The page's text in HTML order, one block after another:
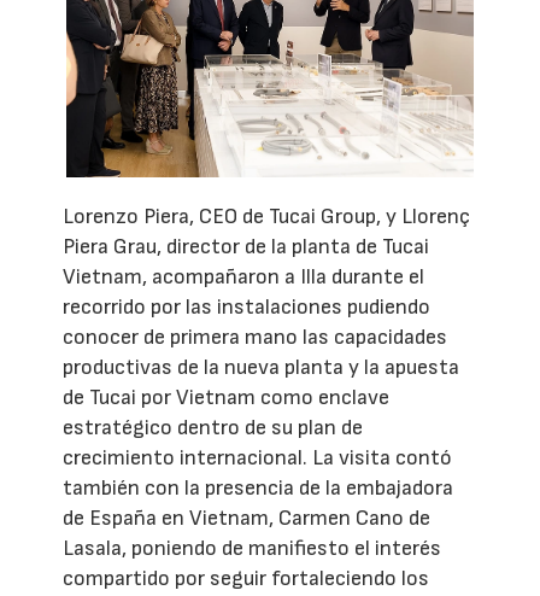
Lorenzo Piera, CEO de Tucai Group, y Llorenç
Piera Grau, director de la planta de Tucai
Vietnam, acompañaron a Illa durante el
recorrido por las instalaciones pudiendo
conocer de primera mano las capacidades
productivas de la nueva planta y la apuesta
de Tucai por Vietnam como enclave
estratégico dentro de su plan de
crecimiento internacional. La visita contó
también con la presencia de la embajadora
de España en Vietnam, Carmen Cano de
Lasala, poniendo de manifiesto el interés
compartido por seguir fortaleciendo los